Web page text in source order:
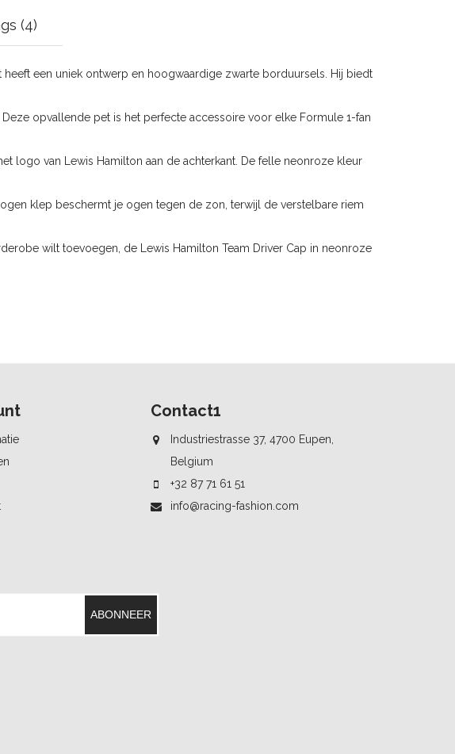
(4)
een uniek ontwerp en hoogwaardige zwarte borduursels. Hij biedt
opvallende pet is het perfecte accessoire voor elke Formule 1-fan
logo van Lewis Hamilton aan de achterkant. De felle neonroze kleur
klep beschermt je ogen tegen de zon, terwijl de verstelbare riem
wilt toevoegen, de Lewis Hamilton Team Driver Cap in neonroze
Contact1
Industriestrasse 37, 4700 Eupen,
Belgium
+32 87 71 61 51
info@racing-fashion.com
ABONNEER